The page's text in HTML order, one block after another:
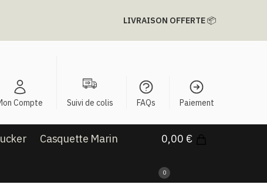
LIVRAISON OFFERTE📦
Compte Suivi de colis FAQs Paiement
Casquette Marin 0,00 €
0